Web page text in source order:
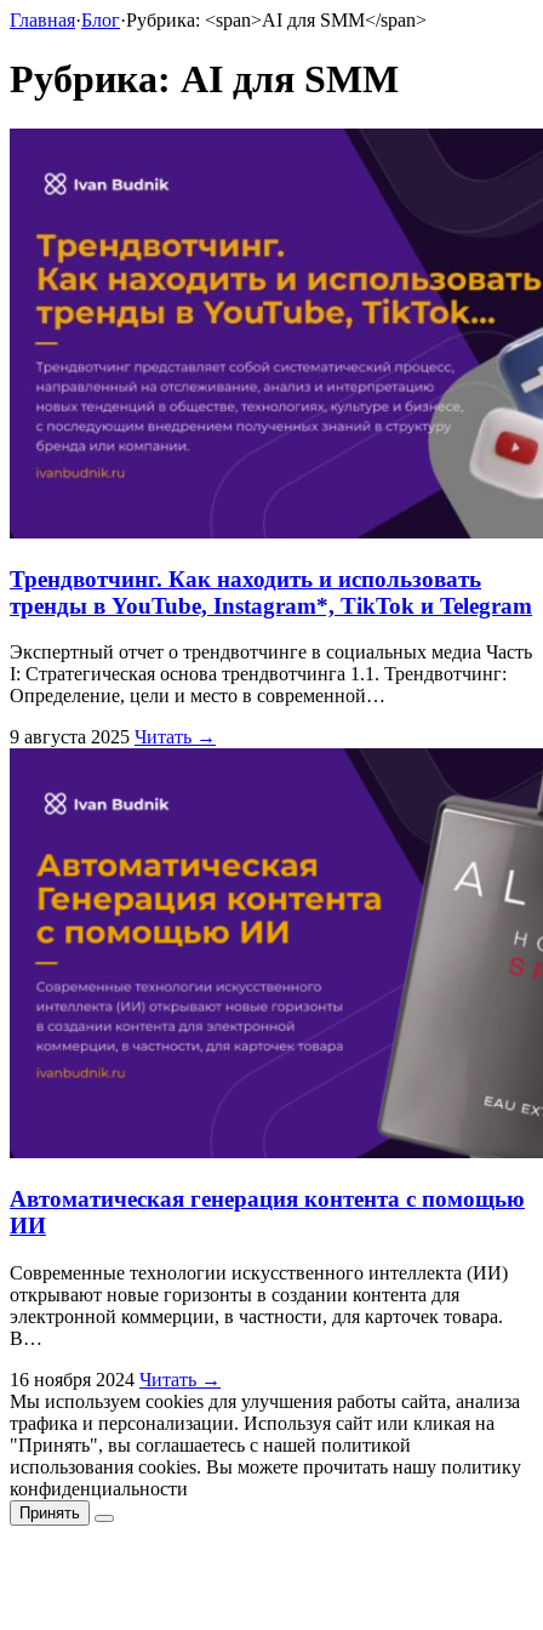
Главная·Блог·Рубрика: <span>AI для SMM</span>
Рубрика: AI для SMM
Трендвотчинг. Как находить и использовать
тренды в YouTube, Instagram*, TikTok и Telegram
Экспертный отчет о трендвотчинге в социальных медиа Часть
I: Стратегическая основа трендвотчинга 1.1. Трендвотчинг:
Определение, цели и место в современной…
9 августа 2025 Читать →
Автоматическая генерация контента с помощью
ИИ
Современные технологии искусственного интеллекта (ИИ)
открывают новые горизонты в создании контента для
электронной коммерции, в частности, для карточек товара.
В…
16 ноября 2024 Читать →
Мы используем cookies для улучшения работы сайта, анализа
трафика и персонализации. Используя сайт или кликая на
"Принять", вы соглашаетесь с нашей политикой
использования cookies. Вы можете прочитать нашу политику
конфиденциальности
Принять